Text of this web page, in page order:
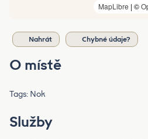
MapLibre | ©
Nahrát Chybné údaje?
O místě
Tags: Nok
Služby